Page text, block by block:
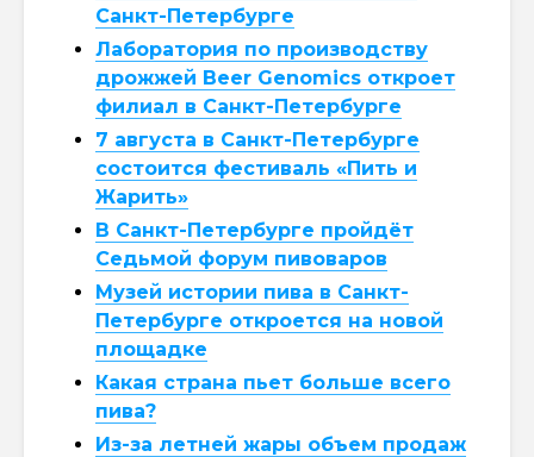
Санкт-Петербурге
Лаборатория по производству
дрожжей Beer Genomics откроет
филиал в Санкт-Петербурге
7 августа в Санкт-Петербурге
состоится фестиваль «Пить и
Жарить»
В Санкт-Петербурге пройдёт
Седьмой форум пивоваров
Музей истории пива в Санкт-
Петербурге откроется на новой
площадке
Какая страна пьет больше всего
пива?
Из-за летней жары объем продаж